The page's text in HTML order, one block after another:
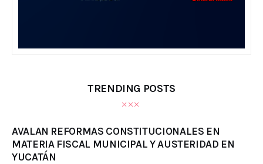
TRENDING POSTS
AVALAN REFORMAS CONSTITUCIONALES EN
MATERIA FISCAL MUNICIPAL Y AUSTERIDAD EN
YUCATÁN